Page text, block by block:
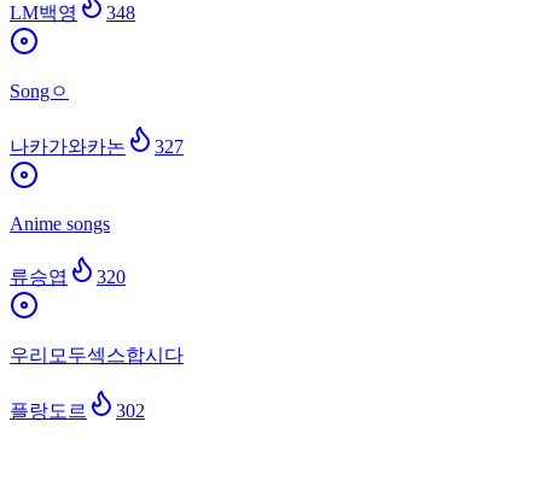
LM백영 348
Songㅇ
나카가와카논 327
Anime songs
류승엽 320
우리모두섹스합시다
플랑도르 302